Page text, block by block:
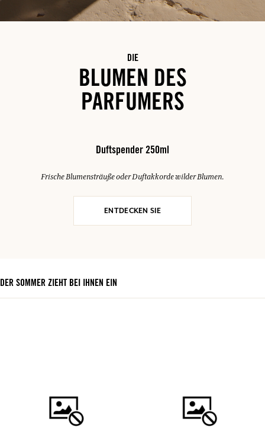
DIE
BLUMEN DES
PARFUMERS
Duftspender 250ml
Frische Blumensträuße oder Duftakkorde wilder Blumen.
ENTDECKEN SIE
DER SOMMER ZIEHT BEI IHNEN EIN